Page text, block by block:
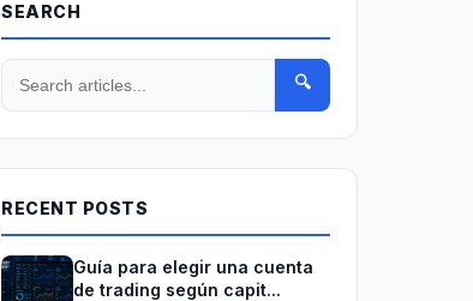
SEARCH
🔍
RECENT POSTS
Guía para elegir una cuenta
de trading según capit...